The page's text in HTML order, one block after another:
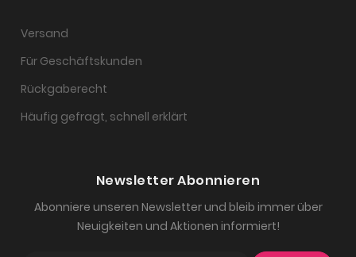
Versand
Für Geschäftskunden
Rückgaberecht
Häufig gefragt, schnell erklärt
Newsletter Abonnieren
Abonniere unseren Newsletter und bleib immer über
Neuigkeiten und Aktionen informiert!